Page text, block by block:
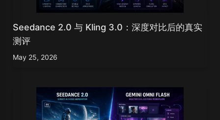
Seedance 2.0 与 Kling 3.0：深度对比后的真实
测评
May 25, 2026